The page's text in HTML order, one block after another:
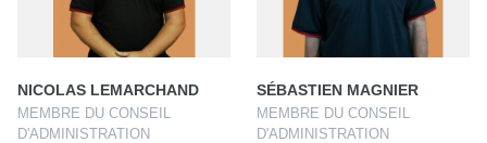
NICOLAS LEMARCHAND
MEMBRE DU CONSEIL
D'ADMINISTRATION
SÉBASTIEN MAGNIER
MEMBRE DU CONSEIL
D'ADMINISTRATION